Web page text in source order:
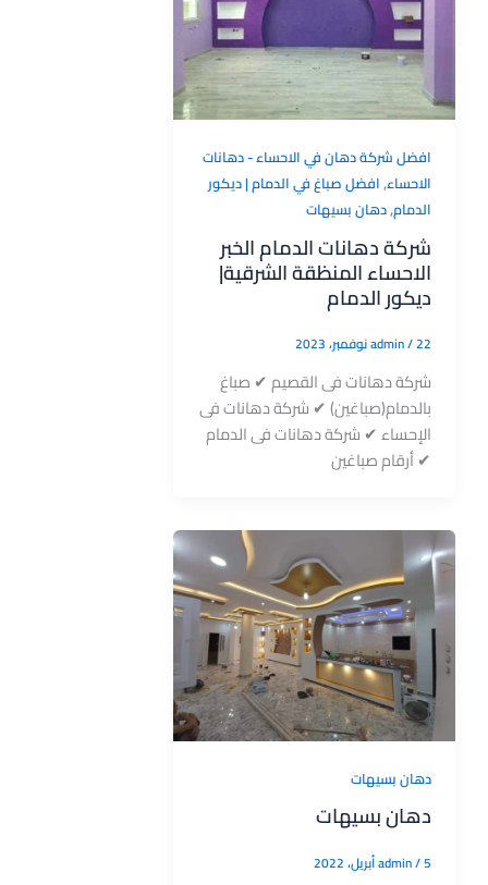
افضل شركة دهان في الاحساء - دهانات
الاحساء,افضل صباغ في الدمام | ديكور
الدمام,دهان بسيهات
شركة دهانات الدمام الخبر
الاحساء المنظقة الشرقية|
ديكور الدمام
admin/22 نوفمبر، 2023
شركة دهانات فى القصيم ✔ صباغ
بالدمام(صباغين) ✔ شركة دهانات فى
الإحساء ✔ شركة دهانات فى الدمام
✔ أرقام صباغين
دهان بسيهات
دهان بسيهات
admin/5 أبريل، 2022